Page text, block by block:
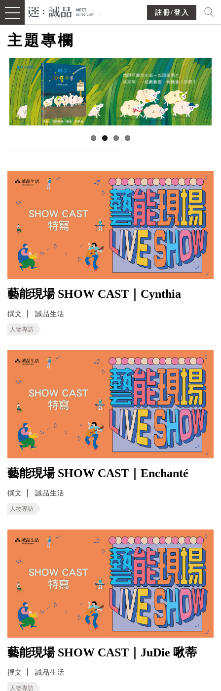
註冊/登入
主題專欄
藝能現場 SHOW CAST｜Cynthia
撰文 誠品生活
人物專訪
藝能現場 SHOW CAST｜Enchanté
撰文 誠品生活
人物專訪
藝能現場 SHOW CAST｜JuDie 啾蒂
撰文 誠品生活
人物專訪